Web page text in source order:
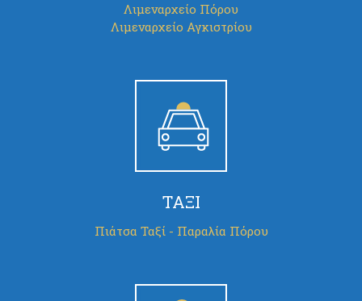
Λιμεναρχείο Πόρου
Λιμεναρχείο Αγκιστρίου
ΤΑΞΙ
Πιάτσα Ταξί - Παραλία Πόρου